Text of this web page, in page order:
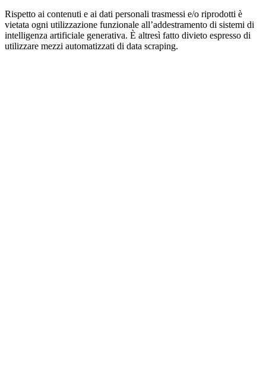
Rispetto ai contenuti e ai dati personali trasmessi e/o riprodotti è
vietata ogni utilizzazione funzionale all’addestramento di sistemi di
intelligenza artificiale generativa. È altresì fatto divieto espresso di
utilizzare mezzi automatizzati di data scraping.